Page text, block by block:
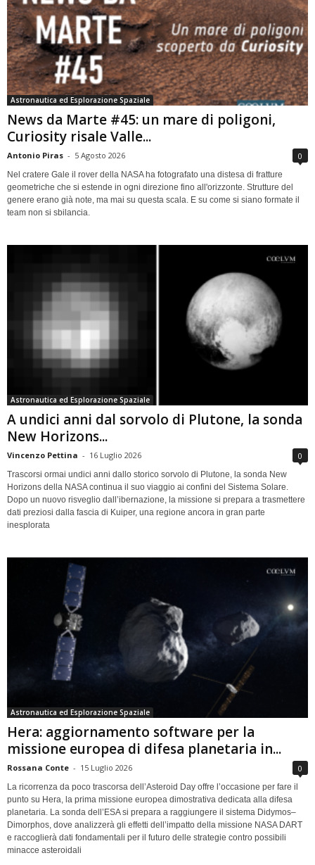
Astronautica ed Esplorazione Spaziale
News da Marte #45: un mare di poligoni,
Curiosity risale Valle...
Antonio Piras - 5 Agosto 2026 0
Nel cratere Gale il rover della NASA ha fotografato una distesa di fratture
geometriche che si estende in ogni direzione fino all'orizzonte. Strutture del
genere erano già note, ma mai su questa scala. E su come si siano formate il
team non si sbilancia.
Astronautica ed Esplorazione Spaziale
A undici anni dal sorvolo di Plutone, la sonda
New Horizons...
Vincenzo Pettina - 16 Luglio 2026 0
Trascorsi ormai undici anni dallo storico sorvolo di Plutone, la sonda New
Horizons della NASA continua il suo viaggio ai confini del Sistema Solare.
Dopo un nuovo risveglio dall’ibernazione, la missione si prepara a trasmettere
dati preziosi dalla fascia di Kuiper, una regione ancora in gran parte
inesplorata
Astronautica ed Esplorazione Spaziale
Hera: aggiornamento software per la
missione europea di difesa planetaria in...
Rossana Conte - 15 Luglio 2026 0
La ricorrenza da poco trascorsa dell’Asteroid Day offre l’occasione per fare il
punto su Hera, la prima missione europea dimostrativa dedicata alla difesa
planetaria. La sonda dell’ESA si prepara a raggiungere il sistema Didymos–
Dimorphos, dove analizzerà gli effetti dell’impatto della missione NASA DART
e raccoglierà dati fondamentali per il futuro delle strategie contro possibili
minacce asteroidali